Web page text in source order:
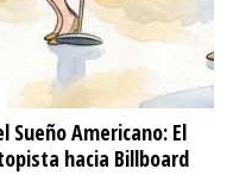
Sueño Americano: El
hacia Billboard